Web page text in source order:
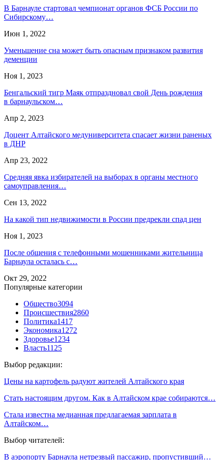
В Барнауле стартовал чемпионат органов ФСБ России по
Сибирскому…
Июн 1, 2022
Уменьшение сна может быть опасным признаком развития
деменции
Ноя 1, 2023
Бенгальский тигр Маяк отпраздновал свой День рождения
в барнаульском…
Апр 2, 2023
Доцент Алтайского медуниверситета спасает жизни раненых
в ДНР
Апр 23, 2022
Средняя явка избирателей на выборах в органы местного
самоуправления…
Сен 13, 2022
На какой тип недвижимости в России предрекли спад цен
Ноя 1, 2023
После общения с телефонными мошенниками жительница
Барнаула осталась с…
Окт 29, 2022
Популярные категории
Общество3094
Происшествия2860
Политика1417
Экономика1272
Здоровье1234
Власть1125
Выбор редакции:
Цены на картофель радуют жителей Алтайского края
Стать настоящим другом. Как в Алтайском крае собираются…
Стала известна медианная предлагаемая зарплата в
Алтайском…
Выбор читателей:
В аэропорту Барнаула нетрезвый пассажир, пропустивший…